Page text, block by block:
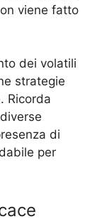
viene fatto
dei volatili
strategie
Ricorda
di
per